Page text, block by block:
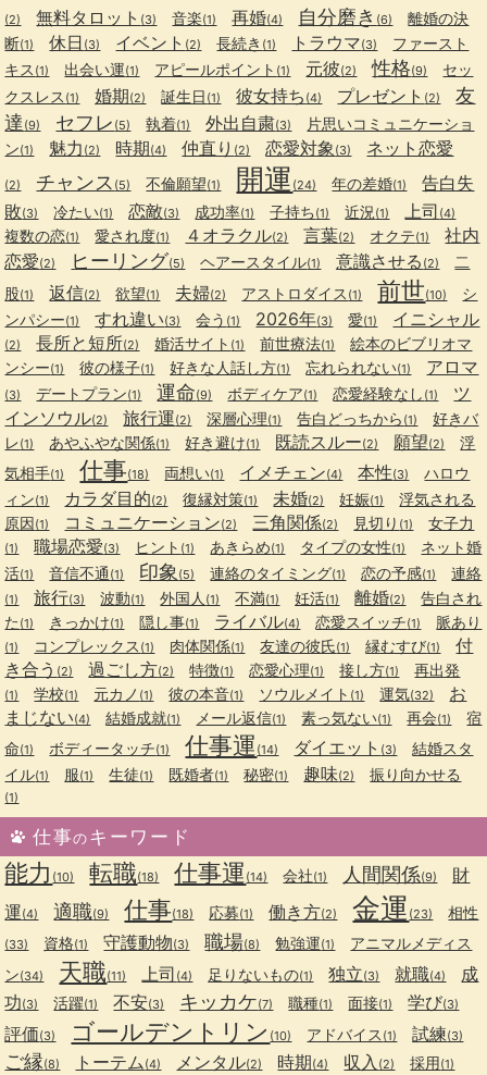
(2) 無料タロット (3) 音楽(1) 再婚(4) 自分磨き (6)
離婚の決
断(1) 休日 (3) イベント (2) 長続き (1) トラウマ(3)
ファースト
キス (1) 出会い運(1) アピールポイント (1) 元彼(2) 性格(9)
セッ
クスレス (1) 婚期(2) 誕生日 (1) 彼女持ち (4) プレゼント (2)
友
達 (9) セフレ (5) 執着(1) 外出自粛(3)
片思いコミュニケーショ
ン(1) 魅力 (2) 時期(4) 仲直り (2) 恋愛対象(3) ネット恋愛
(2) チャンス (5) 不倫願望(1) 開運 (24) 年の差婚(1)
告白失
敗(3) 冷たい(1) 恋敵(3) 成功率(1) 子持ち(1) 近況 (1) 上司 (4)
複数の恋(1) 愛され度(1) ４オラクル(2) 言葉(2) オクテ(1)
社内
恋愛(2) ヒーリング(5) ヘアースタイル(1) 意識させる (2)
二
股(1) 返信(2) 欲望(1) 夫婦(2) アストロダイス (1) 前世(10)
シ
ンパシー(1) すれ違い(3) 会う (1) 2026年(3) 愛(1) イニシャル
(2) 長所と短所(2) 婚活サイト (1) 前世療法(1)
絵本のビブリオマ
ンシー(1) 彼の様子(1) 好きな人話し方(1) 忘れられない(1) アロマ
(3) デートプラン(1) 運命(9) ボディケア(1) 恋愛経験なし (1)
ツ
インソウル(2) 旅行運(2) 深層心理(1) 告白どっちから (1)
好きバ
レ(1) あやふやな関係(1) 好き避け(1) 既読スルー(2) 願望(2)
浮
気相手(1) 仕事(18) 両想い(1) イメチェン(4) 本性(3)
ハロウ
ィン(1) カラダ目的(2) 復縁対策(1) 未婚(2) 妊娠(1)
浮気される
原因(1) コミュニケーション(2) 三角関係(2) 見切り (1) 女子力
(1) 職場恋愛(3) ヒント (1) あきらめ(1) タイプの女性(1)
ネット婚
活(1) 音信不通 (1) 印象 (5) 連絡のタイミング(1) 恋の予感(1) 連絡
(1) 旅行(3) 波動(1) 外国人 (1) 不満(1) 妊活(1) 離婚(2)
告白され
た (1) きっかけ(1) 隠し事(1) ライバル(4) 恋愛スイッチ(1) 脈あり
(1) コンプレックス (1) 肉体関係(1) 友達の彼氏(1) 縁むすび(1)
付
き合う (2) 過ごし方(2) 特徴(1) 恋愛心理(1) 接し方(1) 再出発
(1) 学校(1) 元カノ (1) 彼の本音(1) ソウルメイト (1) 運気(32)
お
まじない(4) 結婚成就(1) メール返信(1) 素っ気ない(1) 再会(1)
宿
命(1) ボディータッチ(1) 仕事運 (14) ダイエット (3)
結婚スタ
イル(1) 服(1) 生徒(1) 既婚者(1) 秘密(1) 趣味(2) 振り向かせる
(1)
仕事のキーワード
能力 (10) 転職(18) 仕事運 (14) 会社(1) 人間関係(9)
財
運(4) 適職(9) 仕事(18) 応募(1) 働き方(2) 金運 (23) 相性
(33) 資格(1) 守護動物(3) 職場(8) 勉強運(1)
アニマルメディス
ン(34) 天職(11) 上司 (4) 足りないもの(1) 独立(3) 就職(4)
成
功(3) 活躍(1) 不安(3) キッカケ(7) 職種(1) 面接(1) 学び(3)
評価(3) ゴールデントリン (10) アドバイス (1) 試練(3)
ご縁(8) トーテム(4) メンタル(2) 時期(4) 収入 (2) 採用(1)